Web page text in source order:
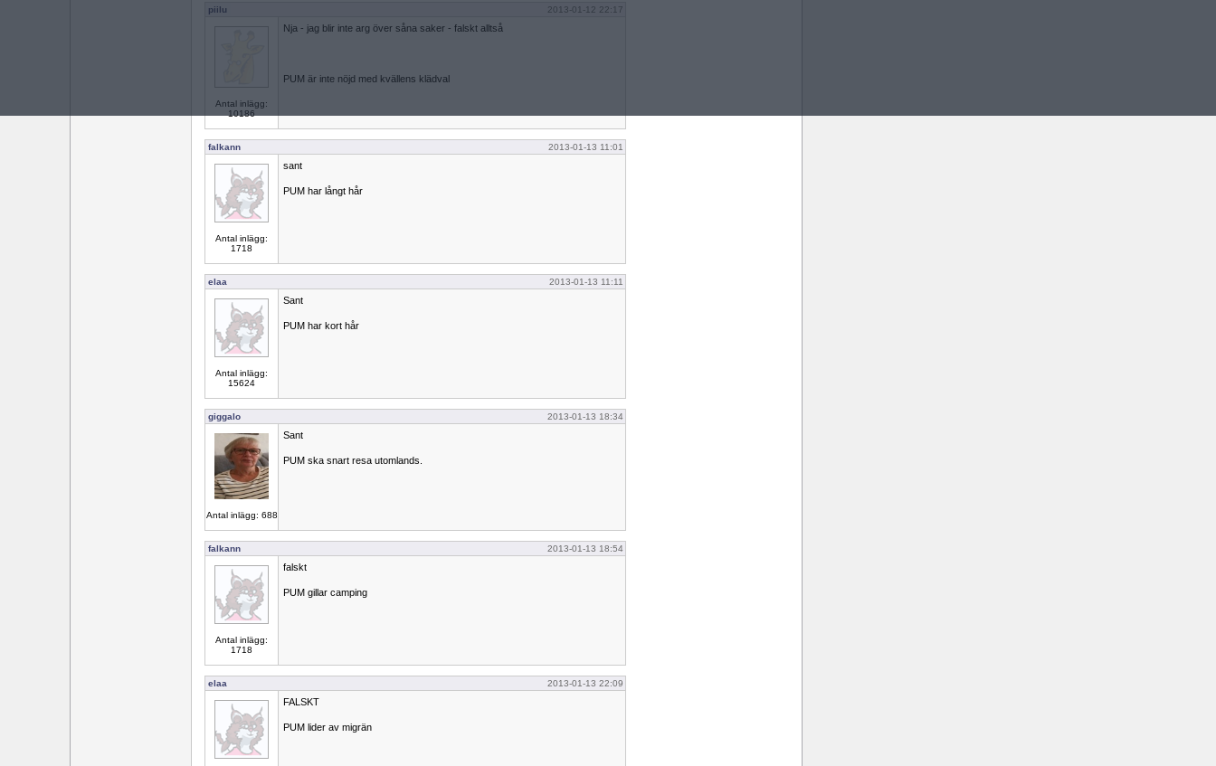
piilu 2013-01-12 22:17
Antal inlägg:
10186
Nja - jag blir inte arg över såna saker - falskt alltså
PUM är inte nöjd med kvällens klädval
falkann 2013-01-13 11:01
Antal inlägg:
1718
sant
PUM har långt hår
elaa 2013-01-13 11:11
Antal inlägg:
15624
Sant
PUM har kort hår
giggalo 2013-01-13 18:34
Antal inlägg: 688
Sant
PUM ska snart resa utomlands.
falkann 2013-01-13 18:54
Antal inlägg:
1718
falskt
PUM gillar camping
elaa 2013-01-13 22:09
FALSKT
PUM lider av migrän